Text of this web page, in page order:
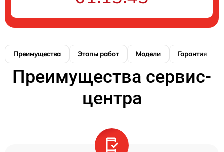
Преимущества Этапы работ Модели Гарантия
Преимущества сервис-
центра